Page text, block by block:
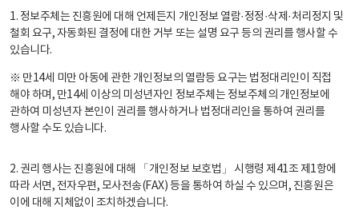
1. 정보주체는 진흥원에 대해 언제든지 개인정보 열람·정정·삭제·처리정지 및
철회 요구, 자동화된 결정에 대한 거부 또는 설명 요구 등의 권리를 행사할 수
있습니다.
※ 만14세 미만 아동에 관한 개인정보의 열람등 요구는 법정대리인이 직접
해야 하며, 만14세 이상의 미성년자인 정보주체는 정보주체의 개인정보에
관하여 미성년자 본인이 권리를 행사하거나 법정대리인을 통하여 권리를
행사할 수도 있습니다.
2. 권리 행사는 진흥원에 대해 「개인정보 보호법」 시행령 제41조 제1항에
따라 서면, 전자우편, 모사전송(FAX) 등을 통하여 하실 수 있으며, 진흥원은
이에 대해 지체없이 조치하겠습니다.